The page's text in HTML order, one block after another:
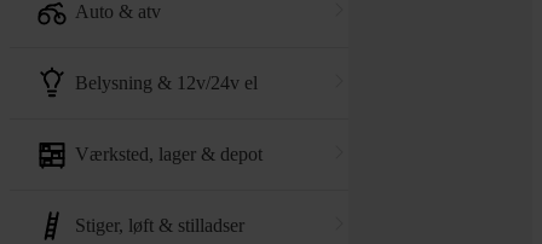
auto & atv
belysning & 12v/24v el
værksted, lager & depot
stiger, løft & stilladser